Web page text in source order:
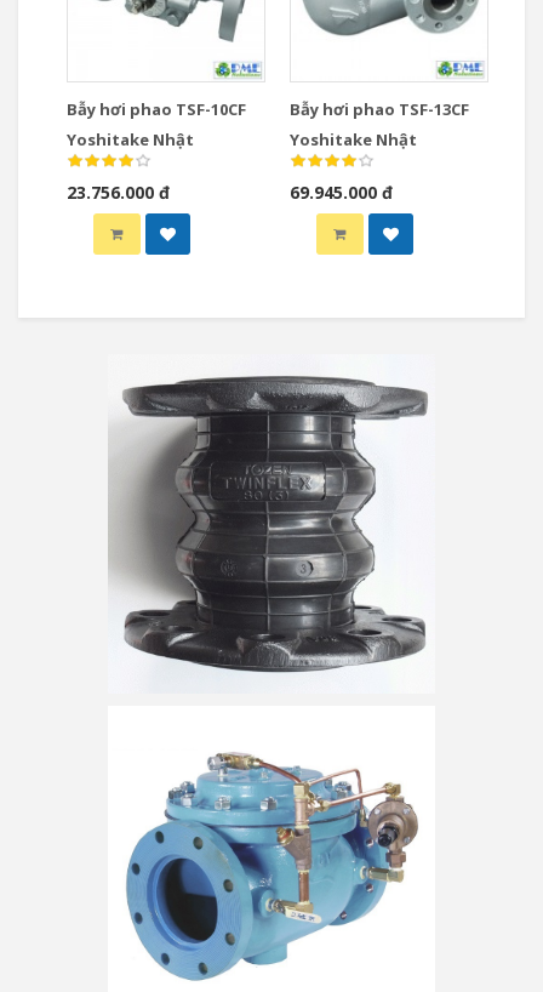
Bẫy hơi phao TSF-10CF
Yoshitake Nhật
23.756.000 đ
Bẫy hơi phao TSF-13CF
Yoshitake Nhật
69.945.000 đ